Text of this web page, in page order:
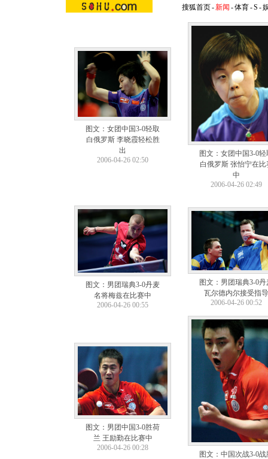
搜狐首页-新闻 -体育-S -
图文：女团中国3-0轻取
白俄罗斯 李晓霞轻松胜
出
2006-04-26 02:50
图文：女团中国3-0轻
白俄罗斯 张怡宁在比
中
2006-04-26 02:49
图文：男团瑞典3-0丹麦
名将梅兹在比赛中
2006-04-26 00:55
图文：男团瑞典3-0丹
瓦尔德内尔接受指导
2006-04-26 00:52
图文：男团中国3-0胜荷
兰 王励勤在比赛中
2006-04-26 00:28
图文：中国次战3-0战